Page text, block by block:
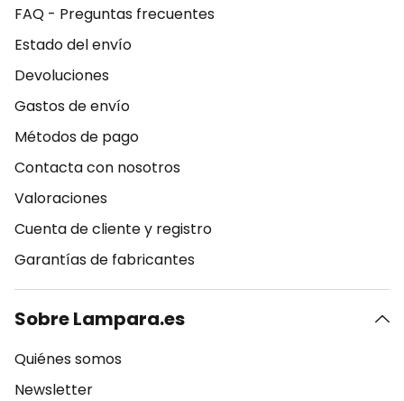
FAQ - Preguntas frecuentes
Estado del envío
Devoluciones
Gastos de envío
Métodos de pago
Contacta con nosotros
Valoraciones
Cuenta de cliente y registro
Garantías de fabricantes
Sobre Lampara.es
Quiénes somos
Newsletter